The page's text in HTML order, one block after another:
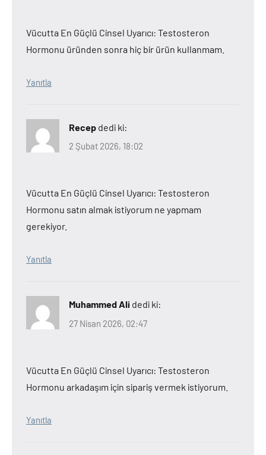
Vücutta En Güçlü Cinsel Uyarıcı: Testosteron
Hormonu üründen sonra hiç bir ürün kullanmam.
Yanıtla
Recep dedi ki:
2 Şubat 2026, 18:02
Vücutta En Güçlü Cinsel Uyarıcı: Testosteron
Hormonu satın almak istiyorum ne yapmam
gerekiyor.
Yanıtla
Muhammed Ali dedi ki:
27 Nisan 2026, 02:47
Vücutta En Güçlü Cinsel Uyarıcı: Testosteron
Hormonu arkadaşım için sipariş vermek istiyorum.
Yanıtla